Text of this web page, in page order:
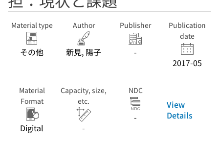
Material type
その他
Author
新見, 陽子
Publisher
-
Publication
date
2017-05
Material
Format
Digital
Capacity, size,
etc.
-
NDC
-
View
Details